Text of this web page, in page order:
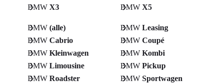
BMW X3 BMW X5
BMW (alle) BMW Leasing
BMW Cabrio BMW Coupé
BMW Kleinwagen BMW Kombi
BMW Limousine BMW Pickup
BMW Roadster BMW Sportwagen